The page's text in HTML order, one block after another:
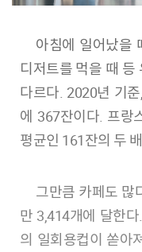
아침에 일어났을 때, 점심 식사를 마쳤을 때, 달콤한
디저트를 먹을 때 등
다르다. 2020년 기
에 367잔이다. 프랑
평균인 161잔의 두
그만큼 카페도 많다. 올해 1월 기준 전국 카페 수만 9
만 3,414개에 달한
의 일회용컵이 쏟아